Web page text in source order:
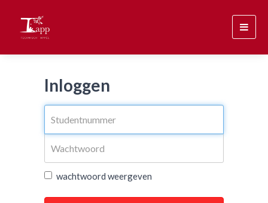
Inloggen
wachtwoord weergeven